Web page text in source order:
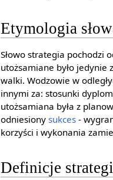
Etymologia
Słowo strategia pochodzi
utożsamiane było jedynie
walki. Wodzowie w
innymi za: stosunki
utożsamiana była z
odniesionysukces -
korzyści i wykonania
Definicje